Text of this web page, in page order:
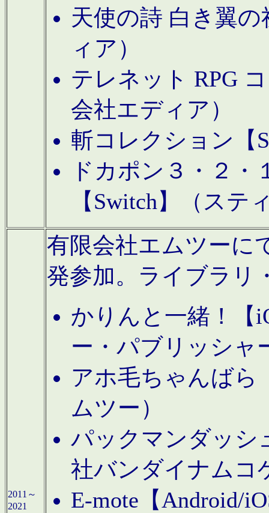
天使の詩 白き翼
ィア）
テレネット RPG
会社エディア）
斬コレクション【
ドカポン３・２
【Switch】（ステ
2011～
2021
有限会社エムツーに
発参加。ライブラリ
かりんと一緒！【
ー・パブリッシャ
アホ毛ちゃんばら
ムツー）
パックマンダッシ
社バンダイナムコ
E-mote【Android/